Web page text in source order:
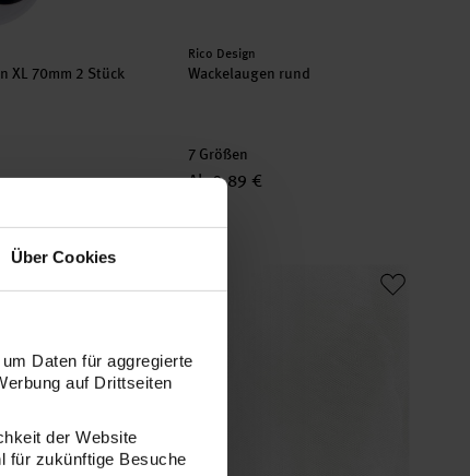
Über Cookies
Daten für aggregierte
auf Drittseiten
der Website
für zukünftige Besuche
XL 70mm 2 Stück
Hersteller:
Rico Design
Wackelaugen rund
7 Größen
Ab 0,89 €
30cm